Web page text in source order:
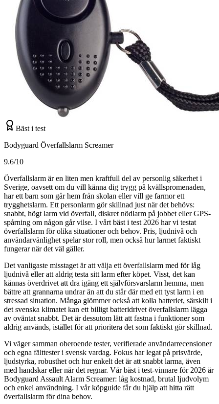
Bäst i test
Bodyguard Överfallslarm Screamer
9.6/10
Överfallslarm är en liten men kraftfull del av personlig säkerhet i
Sverige, oavsett om du vill känna dig trygg på kvällspromenaden,
har ett barn som går hem från skolan eller vill ge farmor ett
trygghetslarm. Ett personlarm gör skillnad just när det behövs:
snabbt, högt larm vid överfall, diskret nödlarm på jobbet eller GPS-
spårning om någon går vilse. I vårt bäst i test 2026 har vi testat
överfallslarm för olika situationer och behov. Pris, ljudnivå och
användarvänlighet spelar stor roll, men också hur larmet faktiskt
fungerar när det väl gäller.
Det vanligaste misstaget är att välja ett överfallslarm med för låg
ljudnivå eller att aldrig testa sitt larm efter köpet. Visst, det kan
kännas överdrivet att dra igång ett självförsvarslarm hemma, men
bättre att grannarna undrar än att du står där med ett tyst larm i en
stressad situation. Många glömmer också att kolla batteriet, särskilt i
det svenska klimatet kan ett billigt batteridrivet överfallslarm lägga
av oväntat snabbt. Det är dessutom lätt att fastna i funktioner som
aldrig används, istället för att prioritera det som faktiskt gör skillnad.
Vi väger samman oberoende tester, verifierade användarrecensioner
och egna fälttester i svensk vardag. Fokus har legat på prisvärde,
ljudstyrka, robusthet och hur enkelt det är att snabbt larma, även
med handskar eller när det regnar. Vår bäst i test-vinnare för 2026 är
Bodyguard Assault Alarm Screamer: låg kostnad, brutal ljudvolym
och enkel användning. I vår köpguide får du hjälp att hitta rätt
överfallslarm för dina behov.